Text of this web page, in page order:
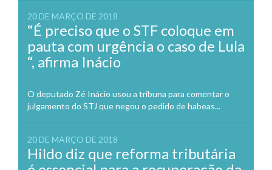
20 DE MARÇO DE 2018
“É preciso que o STF coloque em
pauta com urgência o caso de Lula
“, afirma Inácio
O deputado Zé Inácio usou a tribuna para comentar o
julgamento do STJ que negou o pedido de habeas...
20 DE MARÇO DE 2018
Hildo diz que reforma tributária